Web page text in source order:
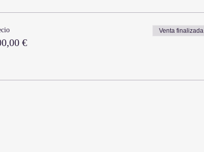
€
Venta finalizada